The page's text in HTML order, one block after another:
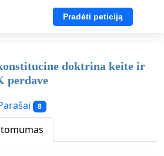
Pradėti peticiją
doktrina keite ir
perdave
8